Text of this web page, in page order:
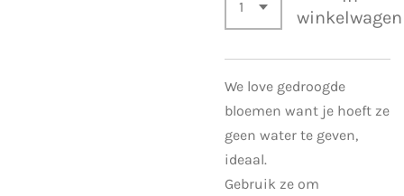
winkelwagen
We love gedroogde
bloemen want je hoeft ze
geen water te geven,
ideaal.
Gebruik ze om